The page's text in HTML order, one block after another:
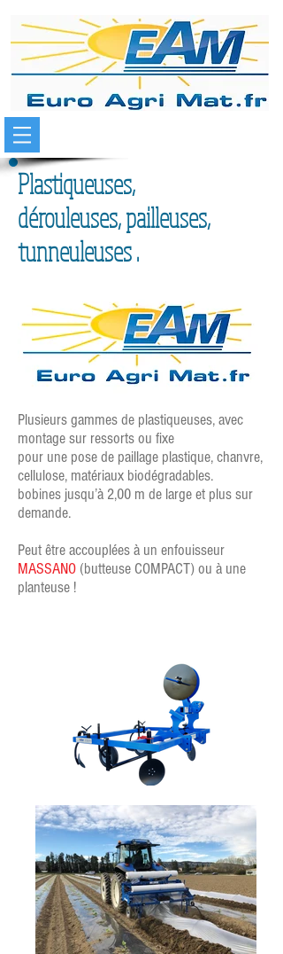
Plastiqueuses,
dérouleuses,pailleuses,
tunneuleuses .
Plusieurs gammes de plastiqueuses, avec
montage sur ressorts ou fixe
pour une pose de paillage plastique, chanvre,
cellulose, matériaux biodégradables.
bobines jusqu’à 2,00 m de large et plus sur
demande.
Peut être accouplées à un enfouisseur
MASSANO (butteuse COMPACT) ou à une
planteuse !